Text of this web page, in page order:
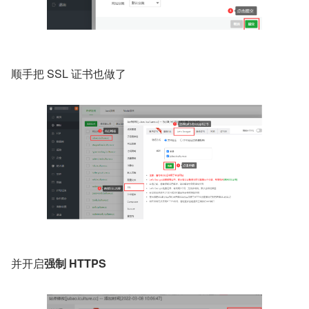
顺手把 SSL 证书也做了
并开启强制 HTTPS